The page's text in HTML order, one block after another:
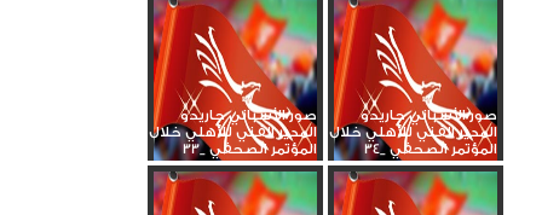
صور الأسباني جاريدو
المدير الفني للأهلي خلال
المؤتمر الصحفي _34
صور الأسباني جاريدو
المدير الفني للأهلي خلال
المؤتمر الصحفي _33